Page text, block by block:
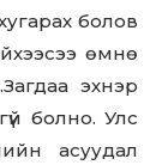
болов
өмнө
эхнэр
болно. Улс
асуудал